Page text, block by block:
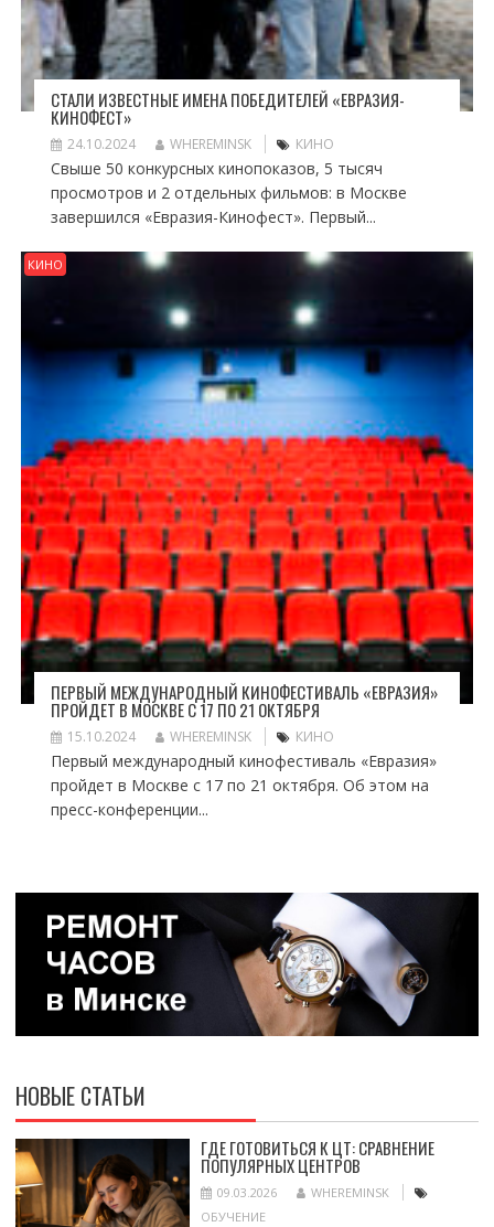
СТАЛИ ИЗВЕСТНЫЕ ИМЕНА ПОБЕДИТЕЛЕЙ «ЕВРАЗИЯ-
КИНОФЕСТ»
24.10.2024 WHEREMINSK КИНО
Свыше 50 конкурсных кинопоказов, 5 тысяч
просмотров и 2 отдельных фильмов: в Москве
завершился «Евразия-Кинофест». Первый...
КИНО
ПЕРВЫЙ МЕЖДУНАРОДНЫЙ КИНОФЕСТИВАЛЬ «ЕВРАЗИЯ»
ПРОЙДЕТ В МОСКВЕ С 17 ПО 21 ОКТЯБРЯ
15.10.2024 WHEREMINSK КИНО
Первый международный кинофестиваль «Евразия»
пройдет в Москве с 17 по 21 октября. Об этом на
пресс-конференции...
НОВЫЕ СТАТЬИ
ГДЕ ГОТОВИТЬСЯ К ЦТ: СРАВНЕНИЕ
ПОПУЛЯРНЫХ ЦЕНТРОВ
09.03.2026
WHEREMINSK
ОБУЧЕНИЕ